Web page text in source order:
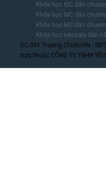
Khóa học MC dẫn
Khóa học MC dẫn
Khóa học MC dẫn
Khóa học telesale bán
ĐC:391 Trường Chinh/HN -
trực thuộc CÔNG TY TNHH